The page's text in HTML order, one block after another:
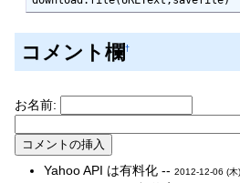
コメント欄 †
お名前:
Yahoo API は有料化 --2012-12-06 (